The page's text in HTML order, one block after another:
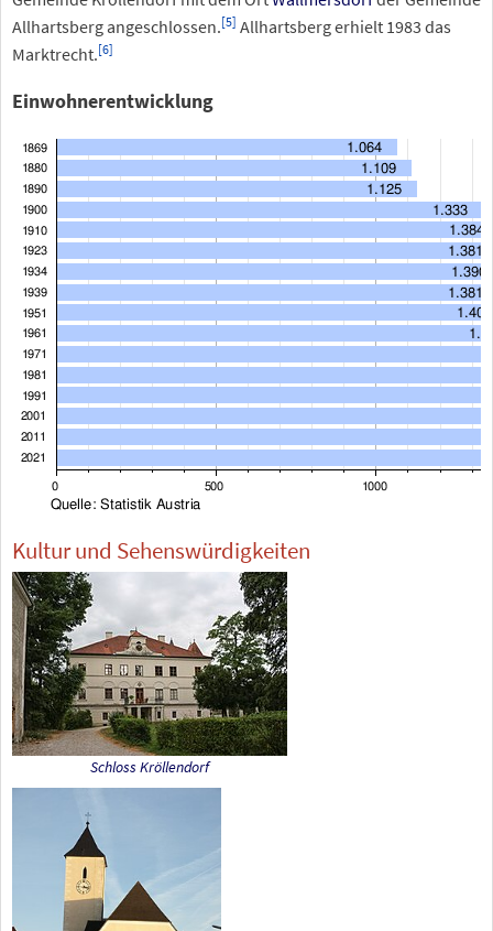
Allhartsberg angeschlossen.[5] Allhartsberg erhielt 1983 das
Marktrecht.[6]
Einwohnerentwicklung
Kultur und Sehenswürdigkeiten
Schloss Kröllendorf